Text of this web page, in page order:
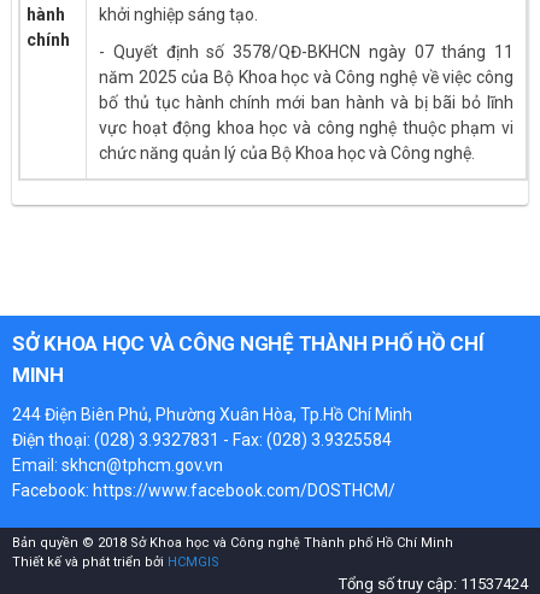
hành
chính
khởi nghiệp sáng tạo.
- Quyết định số 3578/QĐ-BKHCN ngày 07 tháng 11
năm 2025 của Bộ Khoa học và Công nghệ về việc công
bố thủ tục hành chính mới ban hành và bị bãi bỏ lĩnh
vực hoạt động khoa học và công nghệ thuộc phạm vi
chức năng quản lý của Bộ Khoa học và Công nghệ.
SỞ KHOA HỌC VÀ CÔNG NGHỆ THÀNH PHỐ HỒ CHÍ
MINH
244 Điện Biên Phủ, Phường Xuân Hòa, Tp.Hồ Chí Minh
Điện thoại: (028) 3.9327831 - Fax: (028) 3.9325584
Email: skhcn@tphcm.gov.vn
Facebook: https://www.facebook.com/DOSTHCM/
Bản quyền © 2018 Sở Khoa học và Công nghệ Thành phố Hồ Chí Minh
Thiết kế và phát triển bởi HCMGIS
Tổng số truy cập: 11537424